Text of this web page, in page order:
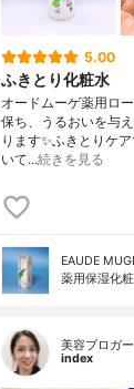
5.00
ふきとり化粧水
オードムーゲ薬用ロ
保ち、うるおいを与
ります✨ふきとりケ
いて…続きを見る
EAUDE
薬用保湿化
美容ブロガ
index